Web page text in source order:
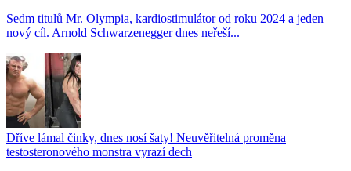
Sedm titulů Mr. Olympia, kardiostimulátor od roku 2024 a jeden
nový cíl. Arnold Schwarzenegger dnes neřeší...
Dříve lámal činky, dnes nosí šaty! Neuvěřitelná proměna
testosteronového monstra vyrazí dech